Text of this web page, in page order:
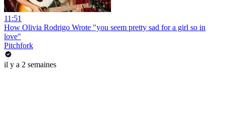
11:51
How Olivia Rodrigo Wrote "you seem pretty sad for a girl so in
love"
Pitchfork
il y a 2 semaines